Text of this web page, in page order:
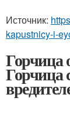
Источник:
kapustnicy-i-
Горчица
Горчица